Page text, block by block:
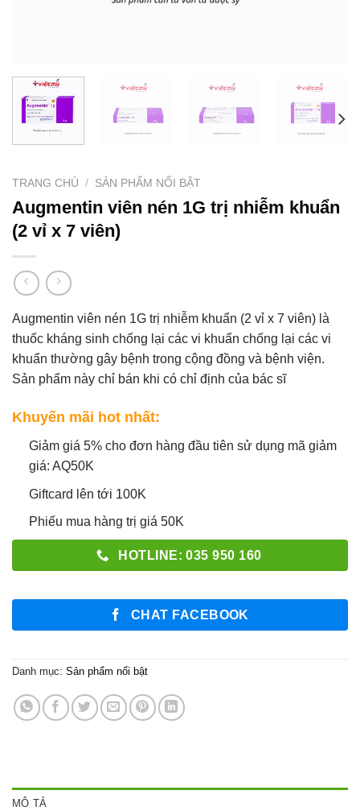
TRANG CHỦ / SẢN PHẨM NỔI BẬT
Augmentin viên nén 1G trị nhiễm khuẩn
(2 vỉ x 7 viên)
Augmentin viên nén 1G trị nhiễm khuẩn (2 vỉ x 7 viên) là
thuốc kháng sinh chống lại các vi khuẩn chống lại các vi
khuẩn thường gây bệnh trong cộng đồng và bệnh viện.
Sản phẩm này chỉ bán khi có chỉ định của bác sĩ
Khuyến mãi hot nhất:
Giảm giá 5% cho đơn hàng đầu tiên sử dụng mã giảm
giá: AQ50K
Giftcard lên tới 100K
Phiếu mua hàng trị giá 50K
HOTLINE: 035 950 160
CHAT FACEBOOK
Danh mục: Sản phẩm nổi bật
MÔ TẢ